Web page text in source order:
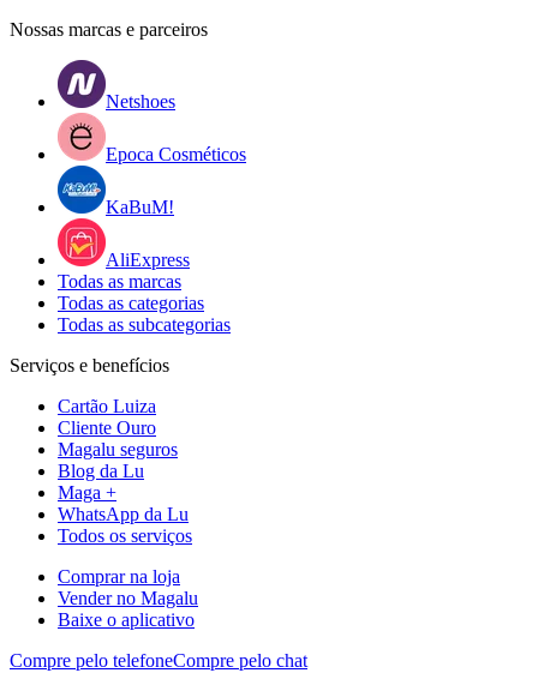
Nossas marcas e parceiros
Netshoes
Epoca Cosméticos
KaBuM!
AliExpress
Todas as marcas
Todas as categorias
Todas as subcategorias
Serviços e benefícios
Cartão Luiza
Cliente Ouro
Magalu seguros
Blog da Lu
Maga +
WhatsApp da Lu
Todos os serviços
Comprar na loja
Vender no Magalu
Baixe o aplicativo
Compre pelo telefoneCompre pelo chat